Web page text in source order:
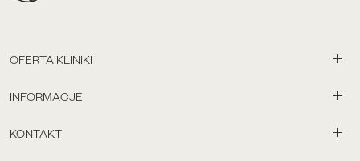
OFERTA KLINIKI
INFORMACJE
KONTAKT